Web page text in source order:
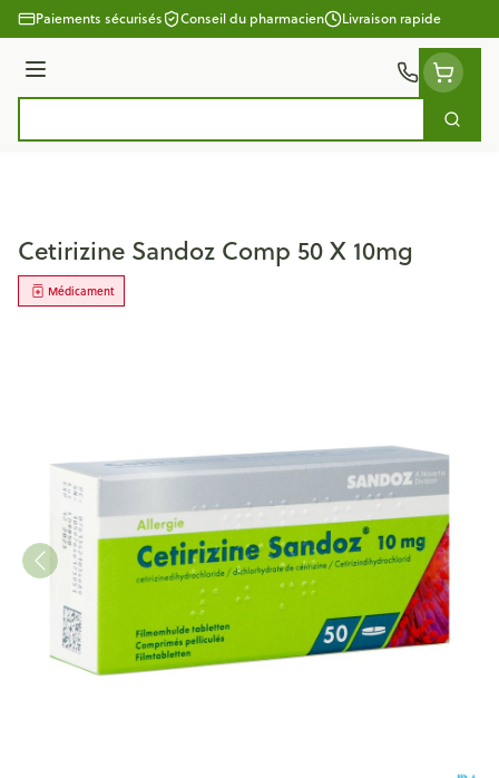
Aller au contenu
Paiements sécurisés Conseil du pharmacien Livraison rapide
Menu
Cetirizine Sandoz Comp 50 X 10mg
Médicament